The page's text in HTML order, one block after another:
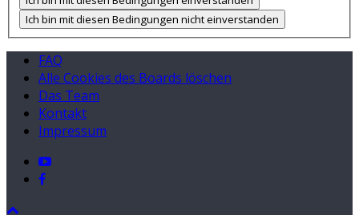
FAQ
Alle Cookies des Boards löschen
Das Team
Kontakt
Impressum